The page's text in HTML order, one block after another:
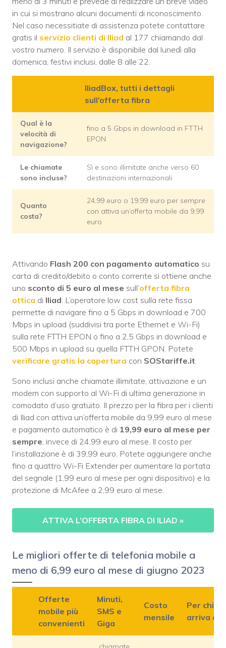
in cui si mostrano alcuni documenti di riconoscimento.
Nel caso necessitiate di assistenza potete contattare
gratis il servizio clienti di Iliad al 177 chiamando dal
vostro numero. Il servizio è disponibile dal lunedì alla
domenica, festivi inclusi, dalle 8 alle 22.
IliadBox, tutti i dettagli
sull’offerta fibra
Qual è la
velocità di
navigazione?
fino a 5 Gbps in download in FTTH
EPON
Le chiamate
sono incluse?
Sì e sono illimitate anche verso 60
destinazioni internazionali
Quanto
costa?
24,99 euro o 19,99 euro per sempre
con attiva un’offerta mobile da 9,99
euro
Attivando Flash 200 con pagamento automatico su
carta di credito/debito o conto corrente si ottiene anche
uno sconto di 5 euro al mese sull’offerta fibra
ottica di Iliad . L’operatore low cost sulla rete fissa
permette di navigare fino a 5 Gbps in download e 700
Mbps in upload (suddivisi tra porte Ethernet e Wi-Fi)
sulla rete FTTH EPON o fino a 2,5 Gbps in download e
500 Mbps in upload su quella FTTH GPON. Potete
verificare gratis la copertura con SOStariffe.it
Sono inclusi anche chiamate illimitate, attivazione e un
modem con supporto al Wi-Fi di ultima generazione in
comodato d’uso gratuito. Il prezzo per la fibra per i clienti
di Iliad con attiva un’offerta mobile da 9,99 euro al mese
e pagamento automatico è di 19,99 euro al mese per
sempre , invece di 24,99 euro al mese. Il costo per
l’installazione è di 39,99 euro. Potete aggiungere anche
fino a quattro Wi-Fi Extender per aumentare la portata
del segnale (1,99 euro al mese per ogni dispositivo) e la
protezione di McAfee a 2,99 euro al mese.
ATTIVA L’OFFERTA FIBRA DI ILIAD »
Le migliori offerte di telefonia mobile a
meno di 6,99 euro al mese di giugno 2023
Offerte
mobile più
convenienti
Minuti,
SMS e
Giga
Costo
mensile
Per chi
arriva